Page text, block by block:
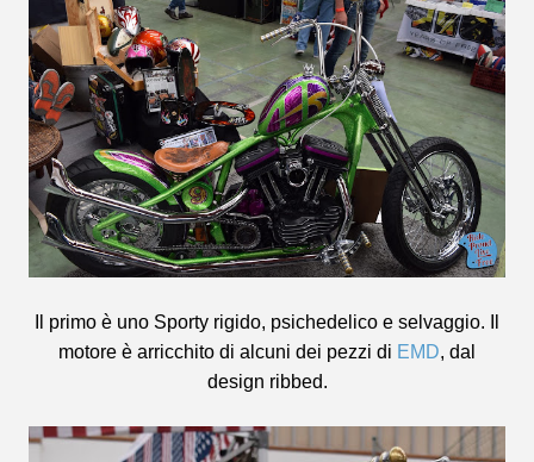
Il primo è uno Sporty rigido, psichedelico e selvaggio. Il
motore è arricchito di alcuni dei pezzi di EMD, dal
design ribbed.